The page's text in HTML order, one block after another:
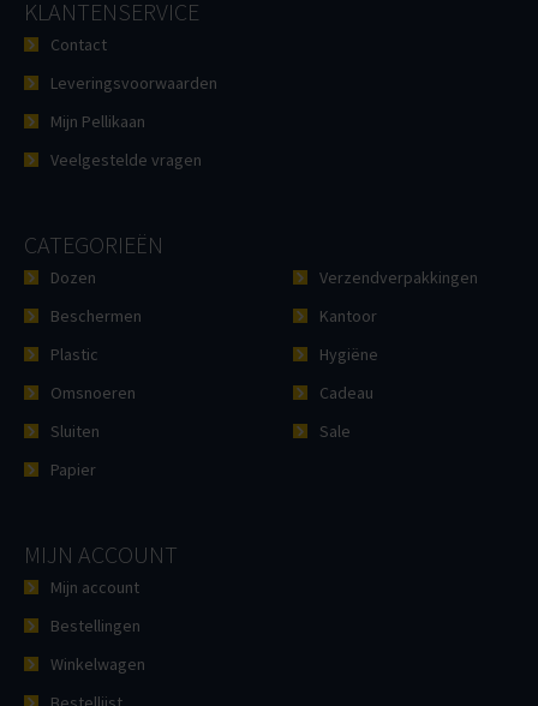
KLANTENSERVICE
Contact
Leveringsvoorwaarden
Mijn Pellikaan
Veelgestelde vragen
CATEGORIEËN
Dozen
Beschermen
Plastic
Omsnoeren
Sluiten
Papier
Verzendverpakkingen
Kantoor
Hygiëne
Cadeau
Sale
MIJN ACCOUNT
Mijn account
Bestellingen
Winkelwagen